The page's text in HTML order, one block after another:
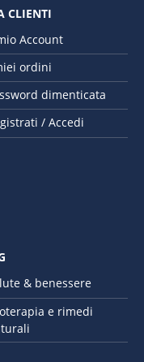
CLIENTI
Account
ordini
dimenticata
/ Accedi
& benessere
e rimedi